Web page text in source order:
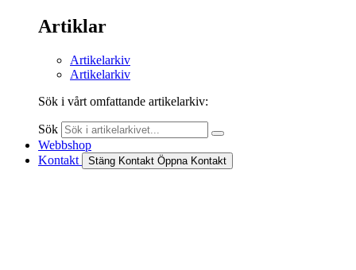
Artiklar
Artikelarkiv
Artikelarkiv
Sök i vårt omfattande artikelarkiv:
Sök
Webbshop
Kontakt
Stäng Kontakt Öppna Kontakt